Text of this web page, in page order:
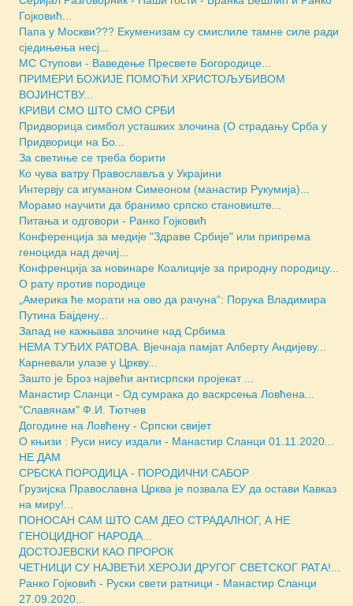
Гојковић...
Папа у Москви??? Екуменизам су смислиле тамне силе ради
сједињења несј...
МС Ступови - Ваведење Пресвете Богородице...
ПРИМЕРИ БОЖИЈЕ ПОМОЋИ ХРИСТОЉУБИВОМ
ВОЈИНСТВУ...
КРИВИ СМО ШТО СМО СРБИ
Придворица симбол усташких злочина (О страдању Срба у
Придворици на Бо...
За светиње се треба борити
Ко чува ватру Православља у Украјини
Интервју са игуманом Симеоном (манастир Рукумија)...
Морамо научити да бранимо српско становиште...
Питања и одговори - Ранко Гојковић
Конференција за медије "Здраве Србије" или припрема
геноцида над дечиј...
Конфренција за новинаре Коалиције за природну породицу...
О рату против породице
„Америка ће морати на ово да рачуна“: Порука Владимира
Путина Бајдену...
Запад не кажњава злочине над Србима
НЕМА ТУЂИХ РАТОВА. Вјечнаја памјат Алберту Андијеву...
Карневали улазе у Цркву...
Зашто је Броз највећи антисрпски пројекат ...
Манастир Сланци - Од сумрака до васкрсења Ловћена...
"Славянам" Ф.И. Тютчев
Догодине на Ловћену - Српски свијет
О књизи : Руси нису издали - Манастир Сланци 01.11.2020...
НЕ ДАМ
СРБСКА ПОРОДИЦА - ПОРОДИЧНИ САБОР
Грузијска Православна Црква је позвала ЕУ да остави Кавказ
на миру!...
ПОНОСАН САМ ШТО САМ ДЕО СТРАДАЛНОГ, А НЕ
ГЕНОЦИДНОГ НАРОДА...
ДОСТОЈЕВСКИ КАО ПРОРОК
ЧЕТНИЦИ СУ НАЈВЕЋИ ХЕРОЈИ ДРУГОГ СВЕТСКОГ РАТА!...
Ранко Гојковић - Руски свети ратници - Манастир Сланци
27.09.2020...